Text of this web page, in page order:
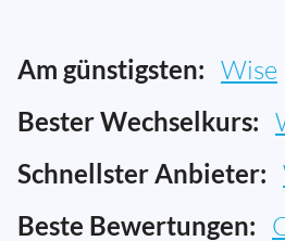
Am günstigsten: Wise
Bester Wechselkurs:
Schnellster Anbieter:
Beste Bewertungen: